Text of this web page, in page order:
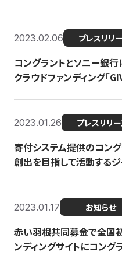
2023.02.06 プレスリリ
コングラントとソニー銀
クラウドファンディング「
2023.01.26 プレスリリ
寄付システム提供のコン
創出を目指して活動する
2023.01.17 お知らせ
赤い羽根共同募金で全国
ンディングサイトにコング